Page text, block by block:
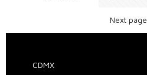
Next page
CDMX